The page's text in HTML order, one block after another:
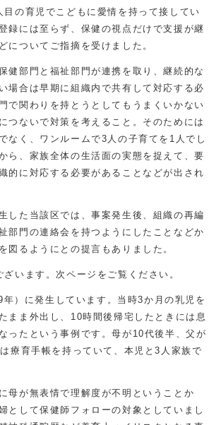
目の育児でこどもに愛情を持って接してい
録には至らず、保健の視点だけで支援が継
についてご指摘を受けました。
健部門と福祉部門が連携を取り、継続的な
場合は早期に組織内で共有して対応する必
で関わりを持とうとしてもうまくいかない
つないで対策を考えること。そのためには
なく、ワンルームで3人の子育てを1人でし
ら、家族全体の生活面の実態を捉えて、要
的に対応する必要があることなどが出され
した当該区では、事案発生後、組織の再編
部門の連絡会を持つようにしたことなどか
図るようにとの提言もありました。
います。次ページをご覧ください。
）に発生しています。当時3か月の乳児を
まま外出し、10時間後帰宅したときには息
ったという事例です。母が10代後半、父が
療育手帳を持っていて、本児と3人家族で
母が無表情で理解度が不明ということか
として保健師フォローの対象としていまし